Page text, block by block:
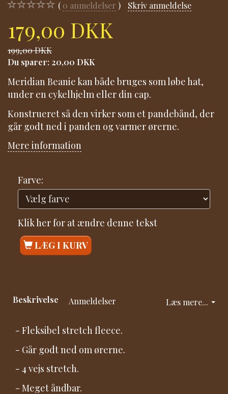
0 anmeldelser Skriv anmeldelse
179,00 DKK
199,00 DKK
Du sparer: 20,00 DKK
Meridian Beanie kan både bruges som løbe hat,
under en cykelhjelm eller din cap.
Konstrueret så den virker som et pandebånd, der
går godt ned i panden og varmer ørerne.
Mere information
Farve:
Klik her for at ændre denne tekst
LÆG I KURV
Læs mere...
Beskrivelse Anmeldelser
- Fleksibel stretch fleece.
- Går godt ned om ørerne.
- 4 vejs stretch.
- Meget åndbar.